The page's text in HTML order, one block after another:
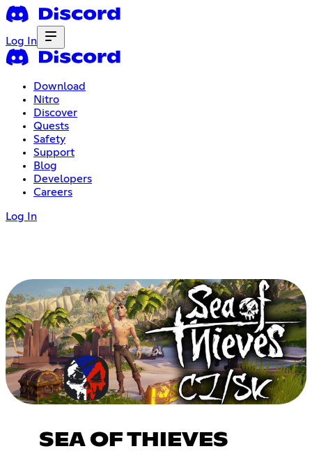
Log In
Download
Nitro
Discover
Quests
Safety
Support
Blog
Developers
Careers
Log In
SEA OF THIEVES